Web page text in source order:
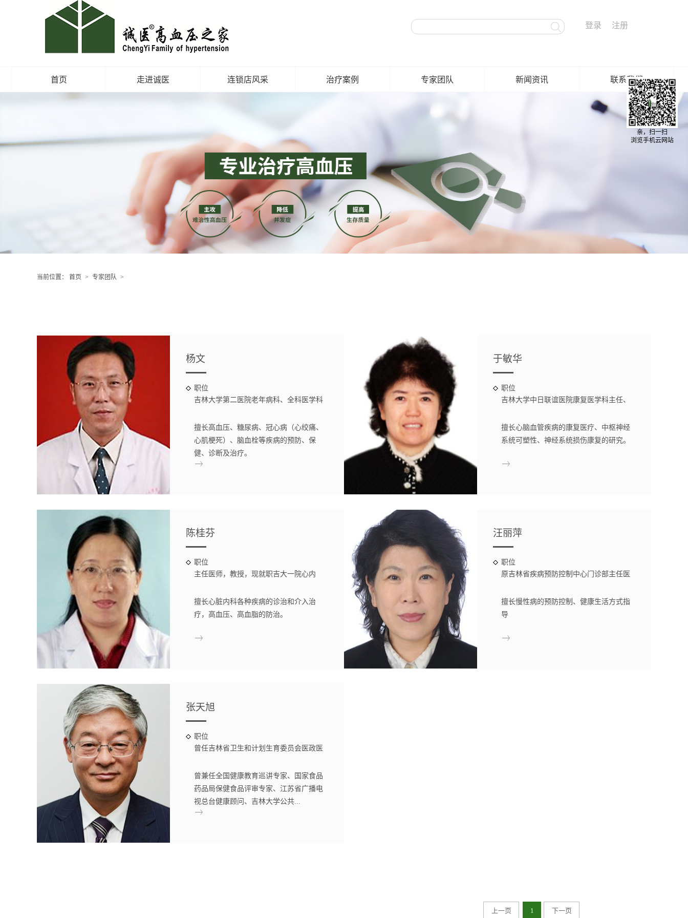
登录 注册
首页 走进诚医 连锁店风采 治疗案例 专家团队 新闻资讯 联系我们
当前位置： 首页 > 专家团队 >
杨文
职位
吉林大学第二医院老年病科、全科医学科
会老年医学分会主任委员；卫生部全国健
康教育巡讲专家。
擅长高血压、糖尿病、冠心病（心绞痛、
心肌梗死）、脑血栓等疾病的预防、保
健、诊断及治疗。
于敏华
职位
吉林大学中日联谊医院康复医学科主任、
擅长心脑血管疾病的康复医疗、中枢神经
系统可塑性、神经系统损伤康复的研究。
陈桂芬
职位
主任医师，教授，现就职吉大一院心内
管病学专科分会委员，长春市人民检察院
司法鉴定中心顾问。
擅长心脏内科各种疾病的诊治和介入治
疗，高血压、高血脂的防治。
汪丽萍
职位
原吉林省疾病预防控制中心门诊部主任医
擅长慢性病的预防控制、健康生活方式指
导
张天旭
职位
曾任吉林省卫生和计划生育委员会医政医
曾兼任全国健康教育巡讲专家、国家食品
药品局保健食品评审专家、江苏省广播电
视总台健康顾问、吉林大学公共...
上一页 1 下一页
亲，扫一扫
浏览手机云网站